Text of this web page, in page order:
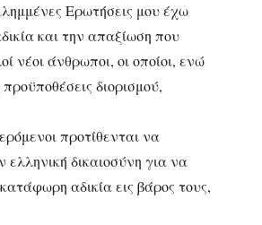
Ερωτήσεις μου έχω
και την απαξίωση που
νέοι άνθρωποι, οι οποίοι, ενώ
διορισμού,
προτίθενται να
δικαιοσύνη για να
αδικία εις βάρος τους,